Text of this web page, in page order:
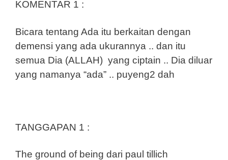
KOMENTAR 1 :
Bicara tentang Ada itu berkaitan dengan
demensi yang ada ukurannya .. dan itu
semua Dia (ALLAH) yang ciptain .. Dia diluar
yang namanya “ada” .. puyeng2 dah
TANGGAPAN 1 :
The ground of being dari paul tillich